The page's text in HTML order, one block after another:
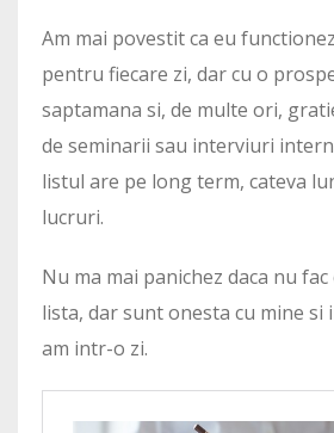
Am mai povestit ca eu
pentru fiecare zi, dar cu o
saptamana si, de multe ori,
de seminarii sau interviuri
listul are pe long term, cateva
lucruri.
Nu ma mai panichez daca nu
lista, dar sunt onesta cu mine si
am intr-o zi.